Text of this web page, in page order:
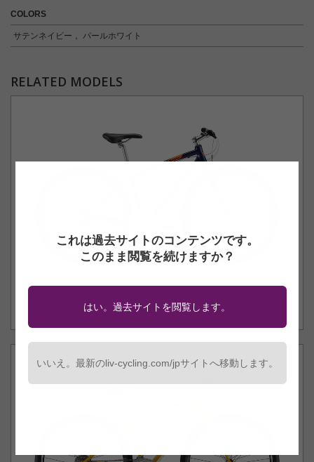
COLORS
サテンネイビー， パールホワイト
RELATED MODELS
これは過去サイトのコンテンツです。
このまま閲覧を続けますか？
はい。過去サイトを閲覧します。
いいえ。最新のliv-cycling.com/jpサイトへ移動します。